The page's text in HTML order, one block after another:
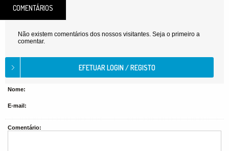
COMENTÁRIOS
Não existem comentários dos nossos visitantes. Seja o primeiro a
comentar.
Nome:
E-mail:
Comentário: